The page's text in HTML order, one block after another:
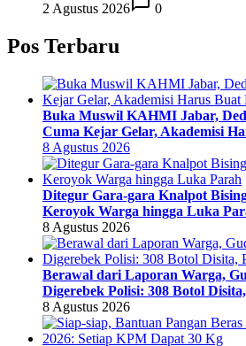
2 Agustus 2026
0
Pos Terbaru
Buka Muswil KAHMI Jabar,
Cuma Kejar Gelar, Akademisi
8 Agustus 2026
Ditegur Gara-gara Knalpot
Keroyok Warga hingga Luka
8 Agustus 2026
Berawal dari Laporan Warga,
Digerebek Polisi: 308 Botol
8 Agustus 2026